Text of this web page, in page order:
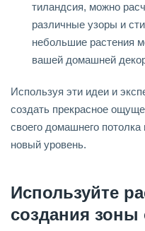
тиландсия, можно
различные узоры и
небольшие растения
вашей домашней
Используя эти идеи и
создать прекрасное
своего домашнего
новый уровень.
Используйте
создания зоны